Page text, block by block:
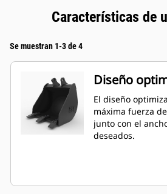
Características de
Se muestran 1-3 de 4
Diseño
El diseño
máxima fuerza
junto con el
deseados.